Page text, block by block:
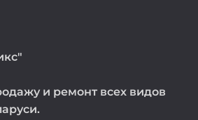
и ремонт всех видов